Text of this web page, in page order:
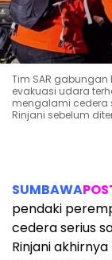
Tim SAR
evakuasi udara
mengalami cedera
Rinjani sebelum
SUMBAWA
pendaki
cedera serius
Rinjani